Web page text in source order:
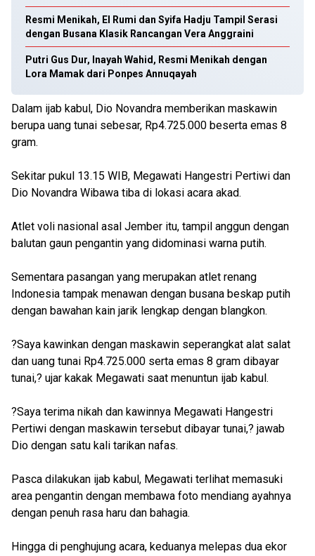
Resmi Menikah, El Rumi dan Syifa Hadju Tampil Serasi
dengan Busana Klasik Rancangan Vera Anggraini
Putri Gus Dur, Inayah Wahid, Resmi Menikah dengan
Lora Mamak dari Ponpes Annuqayah
Dalam ijab kabul, Dio Novandra memberikan maskawin
berupa uang tunai sebesar, Rp4.725.000 beserta emas 8
gram.
Sekitar pukul 13.15 WIB, Megawati Hangestri Pertiwi dan
Dio Novandra Wibawa tiba di lokasi acara akad.
Atlet voli nasional asal Jember itu, tampil anggun dengan
balutan gaun pengantin yang didominasi warna putih.
Sementara pasangan yang merupakan atlet renang
Indonesia tampak menawan dengan busana beskap putih
dengan bawahan kain jarik lengkap dengan blangkon.
?Saya kawinkan dengan maskawin seperangkat alat salat
dan uang tunai Rp4.725.000 serta emas 8 gram dibayar
tunai,? ujar kakak Megawati saat menuntun ijab kabul.
?Saya terima nikah dan kawinnya Megawati Hangestri
Pertiwi dengan maskawin tersebut dibayar tunai,? jawab
Dio dengan satu kali tarikan nafas.
Pasca dilakukan ijab kabul, Megawati terlihat memasuki
area pengantin dengan membawa foto mendiang ayahnya
dengan penuh rasa haru dan bahagia.
Hingga di penghujung acara, keduanya melepas dua ekor